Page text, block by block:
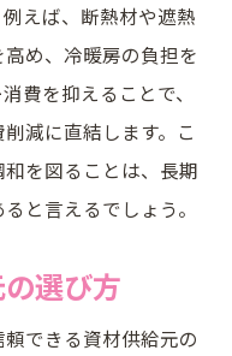
えば、断熱材や遮熱
め、冷暖房の負担を
費を抑えることで、
減に直結します。こ
を図ることは、長期
と言えるでしょう。
選び方
できる資材供給元の